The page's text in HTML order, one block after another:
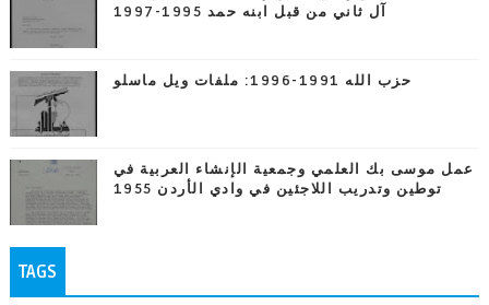
آل ثاني من قبل ابنه حمد 1995-1997
حزب الله 1991-1996: ملفات ويل ماسلو
عمل موسى بك العلمي وجمعية الإنشاء العربية في
توطين وتدريب اللاجئين في وادي الأردن 1955
TAGS